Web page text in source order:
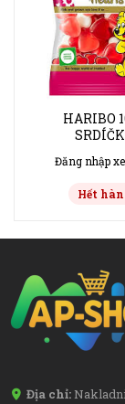
HARIBO
Đăng nhập
Hết
Địa chỉ: